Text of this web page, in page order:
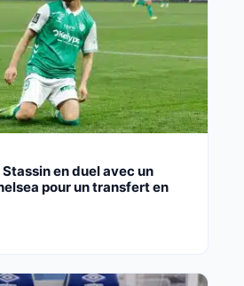
en duel avec un
pour un transfert en